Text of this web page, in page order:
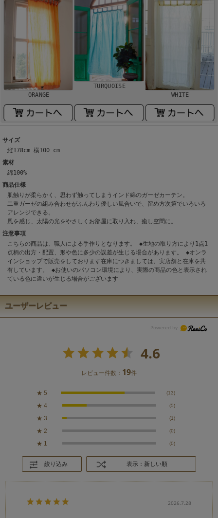
ORANGE
TURQUOISE
WHITE
サイズ
縦178cm 横100 cm
素材
綿100%
商品仕様
肌触りが柔らかく、思わず触ってしまうインド綿のガーゼカーテン。
二重ガーゼの組み合わせがふんわり優しい風合いで、留め方次第でいろいろ
アレンジできる。
風を感じ、太陽の光をやさしくお部屋に取り入れ、癒し空間に。
注意事項
こちらの商品は、職人による手作りとなります。 ◆生地の取り方により1点1
点柄の出方・配置、形や色に多少の誤差が生じる場合があります。 ◆オンラ
インショップで販売をしております在庫につきましては、実店舗と在庫を共
有しています。 ◆お使いのパソコン環境により、実際の商品の色と表示され
ている色に違いが生じる場合がございます
ユーザーレビュー
4.6
レビュー件数： 19件
★ 5 (13)
★ 4 (5)
★ 3 (1)
★ 2 (0)
★ 1 (0)
絞り込み 表示：新しい順
2026.7.28